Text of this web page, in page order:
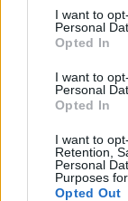
consent section.
I want to
Personal
Opted In
I want to
Personal
Opted In
I want to
Retention,
Personal
Purposes
Opted Out
Emberi szóval
vendég:
2012.04.06.
Metalkilincs•2012.